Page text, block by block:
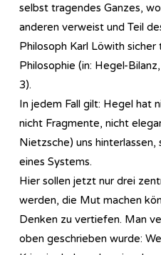
selbst tragendes Ganzes,
anderen verweist und Teil
Philosoph Karl Löwith
Philosophie (in: Hegel-
3).
In jedem Fall gilt: Hegel hat
nicht Fragmente, nicht
Nietzsche) uns
eines Systems.
Hier sollen jetzt nur drei
werden, die Mut machen
Denken zu vertiefen. Man
oben geschrieben wurde: